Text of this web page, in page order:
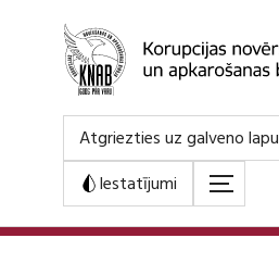
Atgriezties uz galveno lapu
Iestatījumi